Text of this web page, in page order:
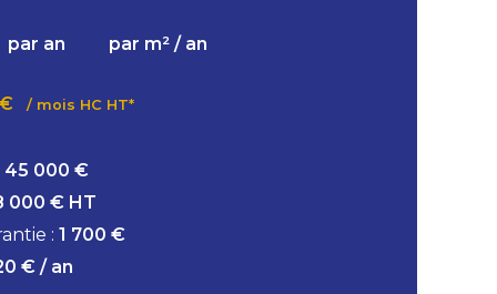
par an par m² / an
/ mois HC HT*
45 000 €
000 € HT
: 1 700 €
€ / an